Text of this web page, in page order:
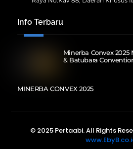
Info Terbaru
Minerba Convex
& Batubara
MINERBA CONVEX 2025
© 2025 Pertaabi. All Rights